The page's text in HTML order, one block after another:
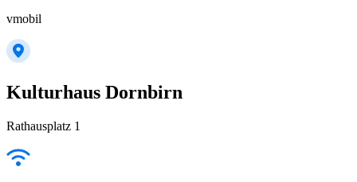
vmobil
Kulturhaus Dornbirn
Rathausplatz 1